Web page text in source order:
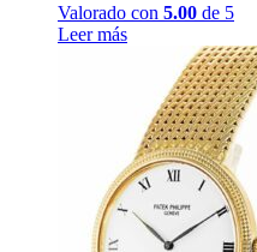
Valorado con 5.00 de 5
Leer más